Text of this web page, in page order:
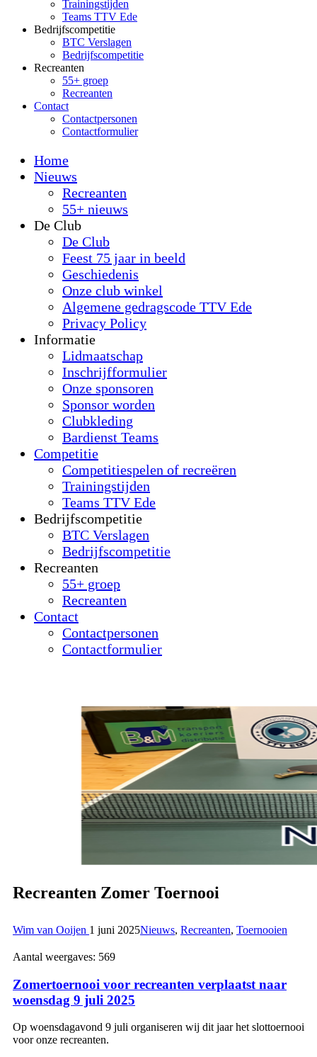
Trainingstijden
Teams TTV Ede
Bedrijfscompetitie
BTC Verslagen
Bedrijfscompetitie
Recreanten
55+ groep
Recreanten
Contact
Contactpersonen
Contactformulier
Home
Nieuws
Recreanten
55+ nieuws
De Club
De Club
Feest 75 jaar in beeld
Geschiedenis
Onze club winkel
Algemene gedragscode TTV Ede
Privacy Policy
Informatie
Lidmaatschap
Inschrijfformulier
Onze sponsoren
Sponsor worden
Clubkleding
Bardienst Teams
Competitie
Competitiespelen of recreëren
Trainingstijden
Teams TTV Ede
Bedrijfscompetitie
BTC Verslagen
Bedrijfscompetitie
Recreanten
55+ groep
Recreanten
Contact
Contactpersonen
Contactformulier
Recreanten Zomer Toernooi
Wim van Ooijen 1 juni 2025Nieuws, Recreanten, Toernooien
Aantal weergaves: 569
Zomertoernooi voor recreanten verplaatst naar
woensdag 9 juli 2025
Op woensdagavond 9 juli organiseren wij dit jaar het slottoernooi
voor onze recreanten.